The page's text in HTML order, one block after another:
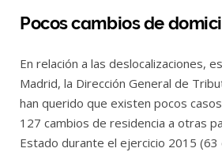
Pocos cambios de
En relación a las deslocalizaciones,
Madrid, la Dirección General de
han querido que existen pocos
127 cambios de residencia a otras
Estado durante el ejercicio 2015 (63